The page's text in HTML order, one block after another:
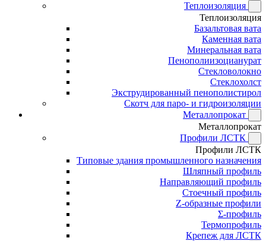
Теплоизоляция
Теплоизоляция
Базальтовая вата
Каменная вата
Минеральная вата
Пенополиизоцианурат
Стекловолокно
Стеклохолст
Экструдированный пенополистирол
Скотч для паро- и гидроизоляции
Металлопрокат
Металлопрокат
Профили ЛСТК
Профили ЛСТК
Типовые здания промышленного назначения
Шляпный профиль
Направляющий профиль
Стоечный профиль
Z-образные профили
Σ-профиль
Термопрофиль
Крепеж для ЛСТК